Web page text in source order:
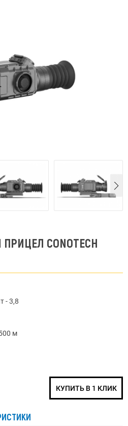
CONOTECH
- 3,8
м
КУПИТЬ В 1 КЛИК